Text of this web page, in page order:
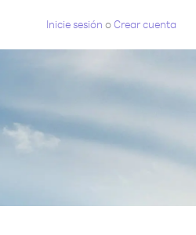
Inicie sesión oCrear cuenta